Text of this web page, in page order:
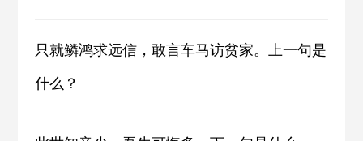
只就鳞鸿求远信，敢言车马访贫家。上一句是
什么？